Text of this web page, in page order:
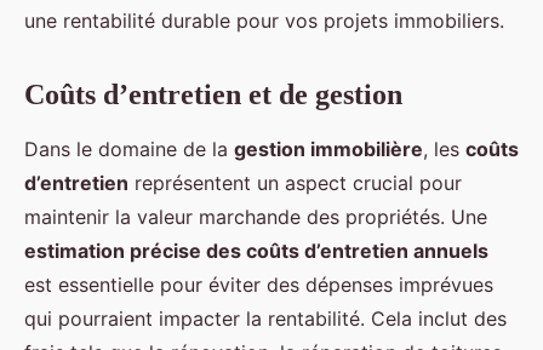
une rentabilité durable pour vos projets immobiliers.
Coûts d’entretien et de gestion
Dans le domaine de la gestion immobilière, les coûts
d’entretien représentent un aspect crucial pour
maintenir la valeur marchande des propriétés. Une
estimation précise des coûts d’entretien annuels
est essentielle pour éviter des dépenses imprévues
qui pourraient impacter la rentabilité. Cela inclut des